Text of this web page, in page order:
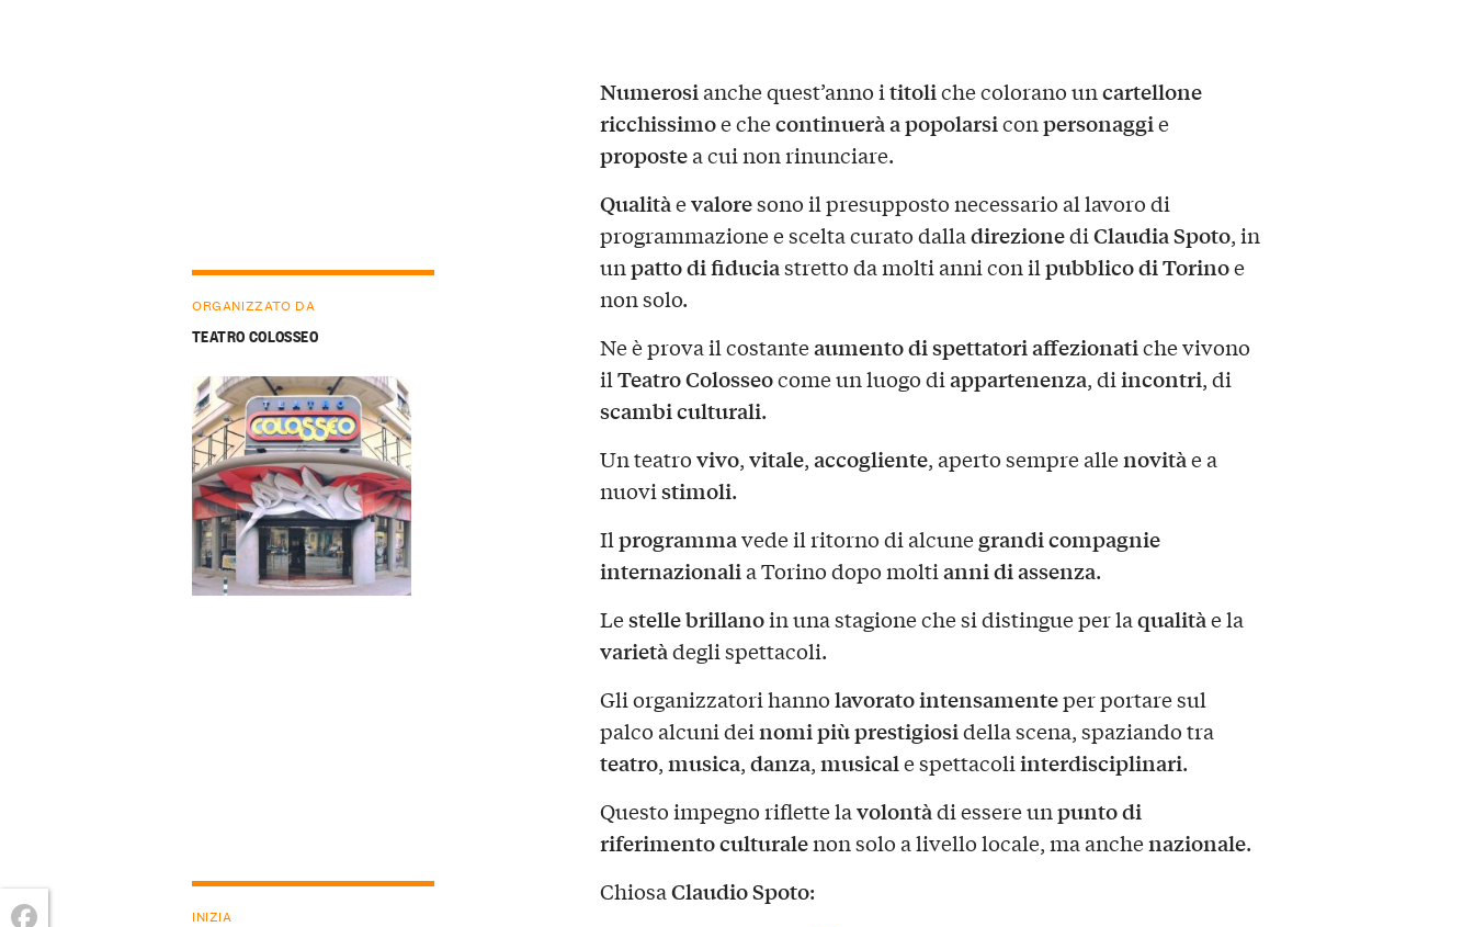
Numerosianche quest’anno ititoliche colorano uncartellone
ricchissimoe checontinuerà a popolarsiconpersonaggie
propostea cui non rinunciare.
Qualitàevaloresono il presupposto necessario al lavoro di
programmazione e scelta curato dalladirezionediClaudia Spoto, in
unpatto di fiduciastretto da molti anni con ilpubblico di Torinoe
non solo.
Ne è prova il costanteaumento di spettatori affezionatiche vivono
ilTeatro Colosseocome un luogo diappartenenza, diincontri, di
scambi culturali.
Un teatrovivo,vitale,accogliente, aperto sempre allenovitàe a
nuovistimoli.
Ilprogrammavede il ritorno di alcunegrandi compagnie
internazionalia Torino dopo moltianni di assenza.
Lestellebrillanoin una stagione che si distingue per laqualitàe la
varietàdegli spettacoli.
Gli organizzatori hannolavorato intensamenteper portare sul
palco alcuni deinomi più prestigiosidella scena, spaziando tra
teatro,musica,danza,musicale spettacoliinterdisciplinari.
Questo impegno riflette lavolontàdi essere unpunto di
riferimento culturalenon solo a livello locale, ma anchenazionale.
ChiosaClaudio Spoto:
ORGANIZZATO DA
TEATRO COLOSSEO
INIZIA